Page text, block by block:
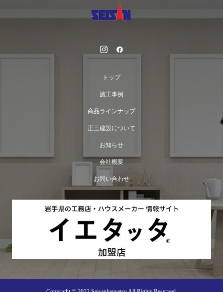
トップ
施工事例
商品ラインナップ
正三建設について
お知らせ
会社概要
お問い合わせ